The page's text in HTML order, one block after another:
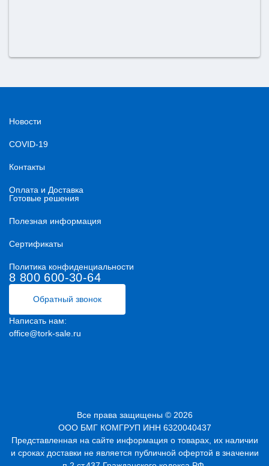
Новости
COVID-19
Контакты
Оплата и Доставка
Готовые решения
Полезная информация
Сертификаты
Политика конфиденциальности
8 800 600-30-64
Обратный звонок
Написать нам:
office@tork-sale.ru
Все права защищены © 2026
ООО БМГ КОМГРУП ИНН 6320040437
Представленная на сайте информация о товарах, их наличии
и сроках доставки не является публичной офертой в значении